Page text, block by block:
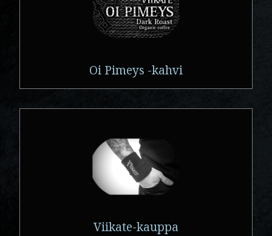
Oi Pimeys -kahvi
Viikate-kauppa